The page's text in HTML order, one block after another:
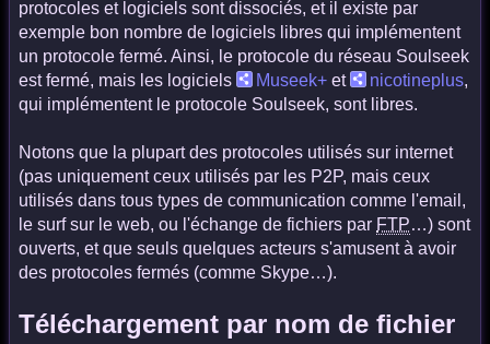
protocoles et logiciels sont dissociés, et il existe par
exemple bon nombre de logiciels libres qui implémentent
un protocole fermé. Ainsi, le protocole du réseau Soulseek
est fermé, mais les logiciels
Museek+ et nicotineplus,
qui implémentent le protocole Soulseek, sont libres.
Notons que la plupart des protocoles utilisés sur internet
(pas uniquement ceux utilisés par les P2P, mais ceux
utilisés dans tous types de communication comme l'email,
le surf sur le web, ou l'échange de fichiers par FTP…) sont
ouverts, et que seuls quelques acteurs s'amusent à avoir
des protocoles fermés (comme Skype…).
Téléchargement par nom de fichier